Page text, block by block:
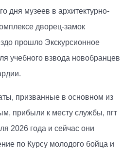
дня музеев в архитектурно-
дворец-замок
прошло Экскурсионное
учебного взвода новобранцев
призванные в основном из
прибыли к месту службы, пгт
2026 года и сейчас они
по Курсу молодого бойца и